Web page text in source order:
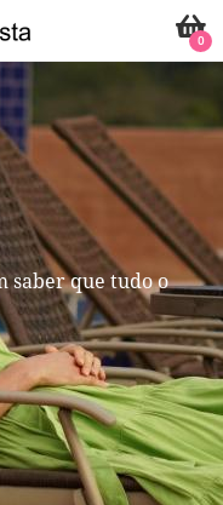
saber que tudo o
0